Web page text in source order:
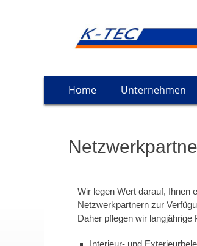
Primäres Menü
Springe
zum
Home Unternehmen
Wir legen Wert darauf, Ihnen
Netzwerkpartnern zur
Daher pflegen wir
Interieur- und